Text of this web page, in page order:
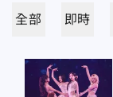
全部 即時